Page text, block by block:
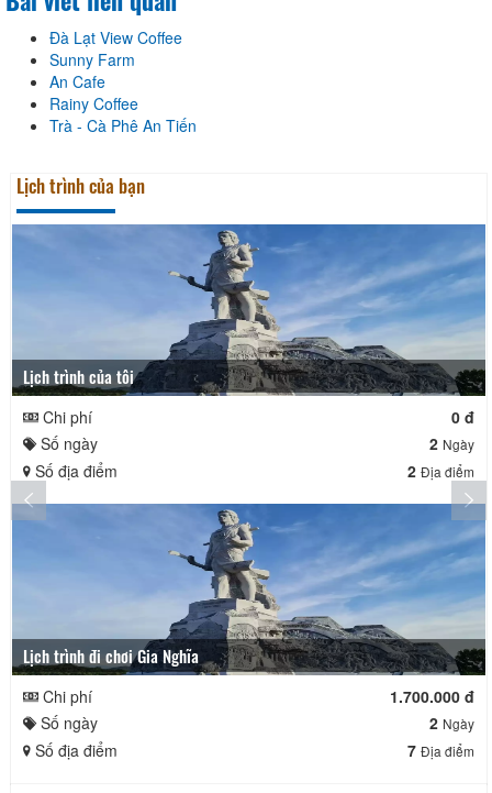
Đà Lạt View Coffee
Sunny Farm
An Cafe
Rainy Coffee
Trà - Cà Phê An Tiến
Lịch trình của bạn
Lịch trình của tôi
Chi phí
0 đ
Số ngày
2 Ngày
Số địa điểm 2 Địa điểm
Lịch trình đi chơi Gia Nghĩa
Chi phí
1.700.000 đ
Số ngày
2 Ngày
Số địa điểm 7 Địa điểm